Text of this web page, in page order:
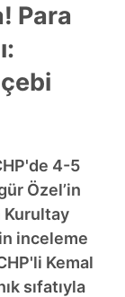
Para
4-5
Özel’in
Kurultay
inceleme
Kemal
sıfatıyla